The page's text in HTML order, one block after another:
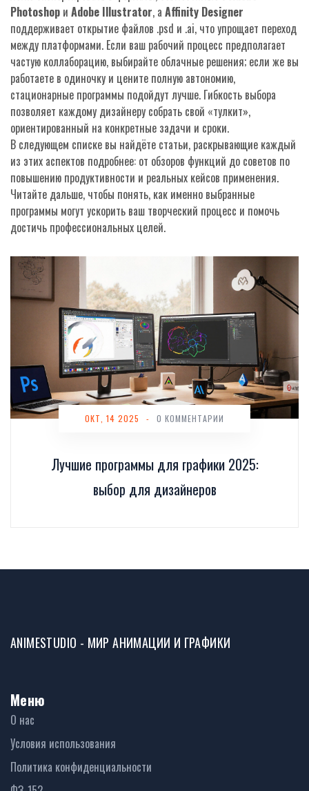
Photoshop и Adobe Illustrator, а Affinity Designer
поддерживает открытие файлов .psd и .ai, что упрощает переход
между платформами. Если ваш рабочий процесс предполагает
частую коллаборацию, выбирайте облачные решения; если же вы
работаете в одиночку и цените полную автономию,
стационарные программы подойдут лучше. Гибкость выбора
позволяет каждому дизайнеру собрать свой «тулкит»,
ориентированный на конкретные задачи и сроки.
В следующем списке вы найдёте статьи, раскрывающие каждый
из этих аспектов подробнее: от обзоров функций до советов по
повышению продуктивности и реальных кейсов применения.
Читайте дальше, чтобы понять, как именно выбранные
программы могут ускорить ваш творческий процесс и помочь
достичь профессиональных целей.
Лучшие программы для графики 2025:
выбор для дизайнеров
ОКТ, 14 2025 - 0 КОММЕНТАРИИ
ANIMESTUDIO - МИР АНИМАЦИИ И ГРАФИКИ
Меню
О нас
Условия использования
Политика конфиденциальности